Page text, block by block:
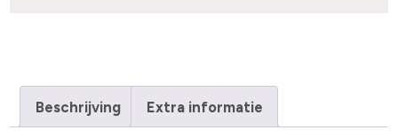
Beschrijving Extra informatie